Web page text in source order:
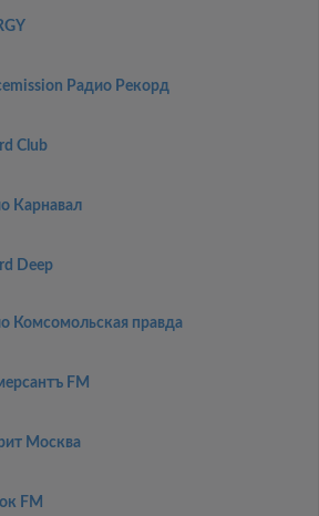
Радио Рекорд
Club
Карнавал
Deep
Комсомольская правда
FM
Москва
FM